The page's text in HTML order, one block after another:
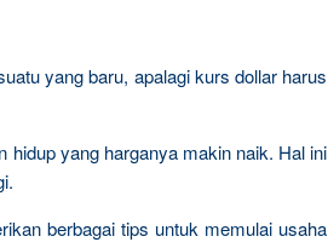
yang baru, apalagi kurs dollar harus
hidup yang harganya makin naik. Hal ini
berbagai tips untuk memulai usaha